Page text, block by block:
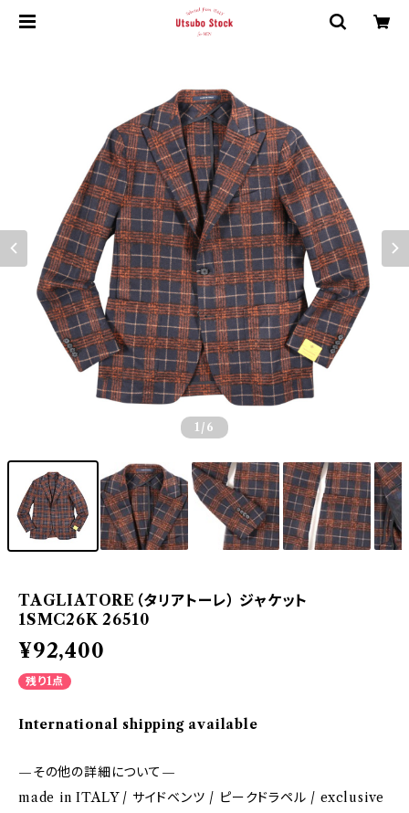
1 /6
TAGLIATORE（タリアトーレ） ジャケット
1SMC26K 26510
¥92,400
残り1点
International shipping available
—その他の詳細について—
made in ITALY / サイドベンツ / ピークドラペル / exclusive